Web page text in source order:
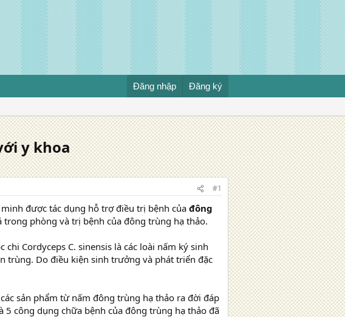
Đăng nhập Đăng ký
y khoa
#1
được tác dụng hỗ trợ điều trị bệnh của đông
phòng và trị bệnh của đông trùng hạ thảo.
Cordyceps C. sinensis là các loài nấm ký sinh
trùng. Do điều kiện sinh trưởng và phát triển đặc
sản phẩm từ nấm đông trùng hạ thảo ra đời đáp
công dụng chữa bệnh của đông trùng hạ thảo đã